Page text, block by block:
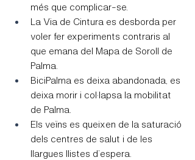
més que complicar-se.
La Via de Cintura es desborda per
voler fer experiments contraris al
que emana del Mapa de Soroll de
Palma.
BiciPalma es deixa abandonada, es
deixa morir i col·lapsa la mobilitat
de Palma.
Els veïns es queixen de la saturació
dels centres de salut i de les
llargues llistes d’espera.